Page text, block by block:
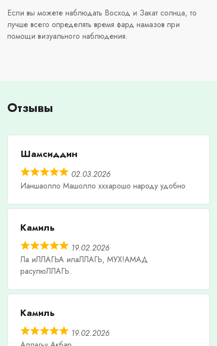
Если вы можете наблюдать Восход и Закат солнца, то
лучше всего определять время фард намазов при
помощи визуального наблюдения.
Отзывы
Шамсиддин
02.03.2026
Ианшаолло Машолло хххарошо народу удобно
Камиль
19.02.2026
Ла иЛЛАГЬА илаЛЛАГЬ, МУХ!АМАД
расулюЛЛАГЬ.
Камиль
19.02.2026